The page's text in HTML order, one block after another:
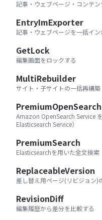
記事・ウェブページ・コンテ
EntryImExporter
記事・ウェブページを一括イ
GetLock
編集画面をロックする
MultiRebuilder
サイト・子サイトの一括再構築
PremiumOpenSearch
Amazon OpenSearch Service
Elasticsearch Service）
PremiumSearch
Elasticsearchを用いた全文検索
ReplaceableVersion
差し替え用ページ(リビジョン)
RevisionDiff
編集履歴から差分を比較する